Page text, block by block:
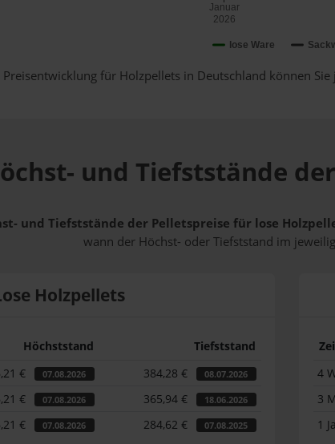
lose Ware
Januar
2026
für Holzpellets in Deutschland können
und Tiefststände
und Tiefststände der Pelletspreise für lose
wann der Höchst- oder Tiefststand im
Holzpellets
Höchststand
Tiefststand
€ 07.08.2026 384,28 € 08.07.2026
€ 07.08.2026 365,94 € 18.06.2026
€ 07.08.2026 284,62 € 07.08.2025
4
3
1